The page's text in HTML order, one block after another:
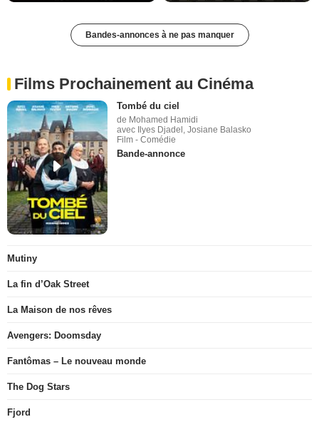
Bandes-annonces à ne pas manquer
Films Prochainement au Cinéma
Tombé du ciel
de Mohamed Hamidi
avec Ilyes Djadel, Josiane Balasko
Film - Comédie
Bande-annonce
Mutiny
La fin d’Oak Street
La Maison de nos rêves
Avengers: Doomsday
Fantômas – Le nouveau monde
The Dog Stars
Fjord